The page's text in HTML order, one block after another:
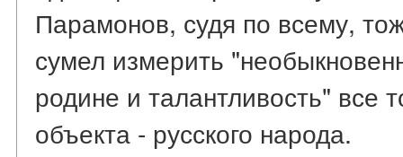
Парамонов, судя по всему,
сумел измерить
родине и талантливость" все
объекта - русского народа.